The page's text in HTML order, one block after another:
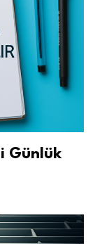
Günlük